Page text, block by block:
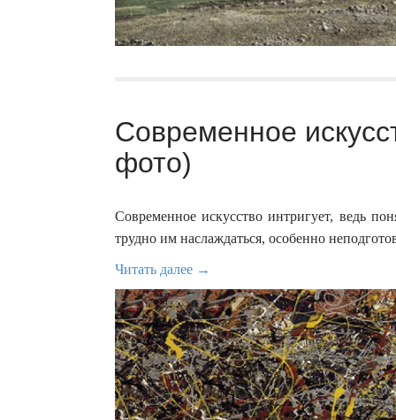
Современное
фото)
Современное искусство интригует, ведь
трудно им наслаждаться, особенно
Читать далее →